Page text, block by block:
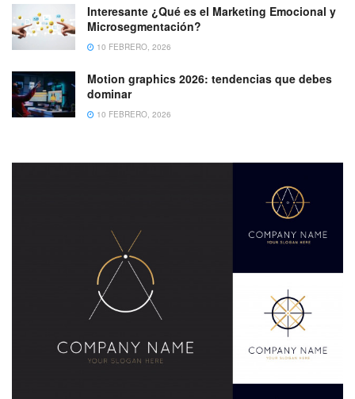
Interesante ¿Qué es el Marketing Emocional y
Microsegmentación?
10 FEBRERO, 2026
Motion graphics 2026: tendencias que debes
dominar
10 FEBRERO, 2026